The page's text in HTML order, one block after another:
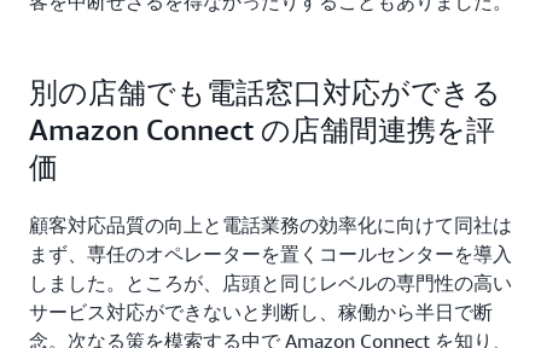
別の店舗でも電話窓口対応ができる
Amazon Connect の店舗間連携を評
価
顧客対応品質の向上と電話業務の効率化に向けて同社は
まず、専任のオペレーターを置くコールセンターを導入
しました。ところが、店頭と同じレベルの専門性の高い
サービス対応ができないと判断し、稼働から半日で断
念。次なる策を模索する中で Amazon Connect を知り、